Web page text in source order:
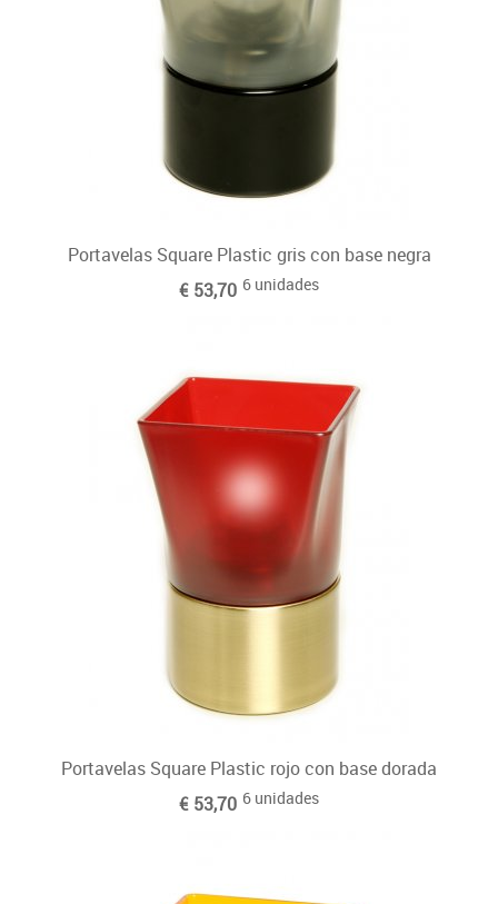
Portavelas Square Plastic gris con base negra
€ 53,70 6 unidades
Portavelas Square Plastic rojo con base dorada
€ 53,70 6 unidades